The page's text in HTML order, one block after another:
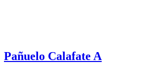
Pañuelo Calafate A